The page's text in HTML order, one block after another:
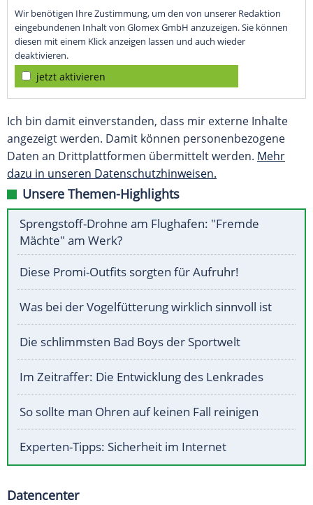
Wir benötigen Ihre Zustimmung, um den von unserer Redaktion
eingebundenen Inhalt von Glomex GmbH anzuzeigen. Sie können
diesen mit einem Klick anzeigen lassen und auch wieder
deaktivieren.
jetzt aktivieren
Ich bin damit einverstanden, dass mir externe Inhalte
angezeigt werden. Damit können personenbezogene
Daten an Drittplattformen übermittelt werden. Mehr
dazu in unseren Datenschutzhinweisen.
Unsere Themen-Highlights
Sprengstoff-Drohne am Flughafen: "Fremde
Mächte" am Werk?
Diese Promi-Outfits sorgten für Aufruhr!
Was bei der Vogelfütterung wirklich sinnvoll ist
Die schlimmsten Bad Boys der Sportwelt
Im Zeitraffer: Die Entwicklung des Lenkrades
So sollte man Ohren auf keinen Fall reinigen
Experten-Tipps: Sicherheit im Internet
Datencenter